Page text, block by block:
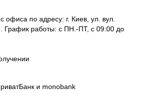
офиса по адресу: г. Киев, ул. вул.
График работы: с ПН.-ПТ, с 09:00 до
перерыва!
и monobank